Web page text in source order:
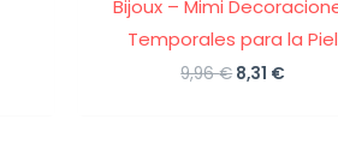
Bijoux – Mimi
Temporales para la Piel
9,96€ El
8,31 €